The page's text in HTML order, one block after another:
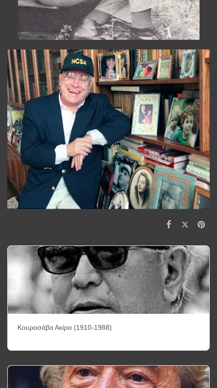
Κουροσάβα Ακίρα (1910-1988)